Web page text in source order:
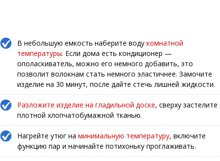
В небольшую емкость наберите воду комнатной
температуры. Если дома есть кондиционер —
ополаскиватель, можно его немного добавить, это
позволит волокнам стать немного эластичнее. Замочите
изделие на 30 минут, после дайте стечь лишней жидкости.
Разложите изделие на гладильной доске, сверху застелите
плотной хлопчатобумажной тканью.
Нагрейте утюг на минимальную температуру, включите
функцию пар и начинайте потихоньку проглаживать.